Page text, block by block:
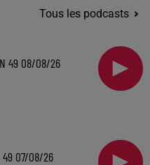
Tous les podcasts
49 08/08/26
49 07/08/26